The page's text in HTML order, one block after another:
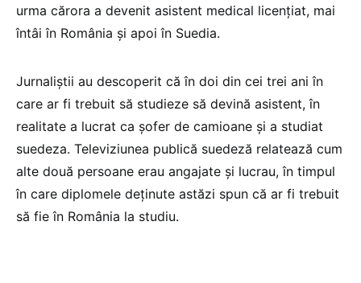
urma cărora a devenit asistent medical licențiat, mai
întâi în România și apoi în Suedia.
Jurnaliștii au descoperit că în doi din cei trei ani în
care ar fi trebuit să studieze să devină asistent, în
realitate a lucrat ca șofer de camioane și a studiat
suedeza. Televiziunea publică suedeză relatează cum
alte două persoane erau angajate și lucrau, în timpul
în care diplomele deținute astăzi spun că ar fi trebuit
să fie în România la studiu.